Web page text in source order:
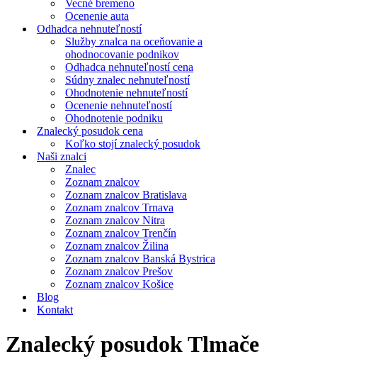
Vecné bremeno
Ocenenie auta
Odhadca nehnuteľností
Služby znalca na oceňovanie a
ohodnocovanie podnikov
Odhadca nehnuteľností cena
Súdny znalec nehnuteľností
Ohodnotenie nehnuteľností
Ocenenie nehnuteľností
Ohodnotenie podniku
Znalecký posudok cena
Koľko stojí znalecký posudok
Naši znalci
Znalec
Zoznam znalcov
Zoznam znalcov Bratislava
Zoznam znalcov Trnava
Zoznam znalcov Nitra
Zoznam znalcov Trenčín
Zoznam znalcov Žilina
Zoznam znalcov Banská Bystrica
Zoznam znalcov Prešov
Zoznam znalcov Košice
Blog
Kontakt
Znalecký posudok Tlmače